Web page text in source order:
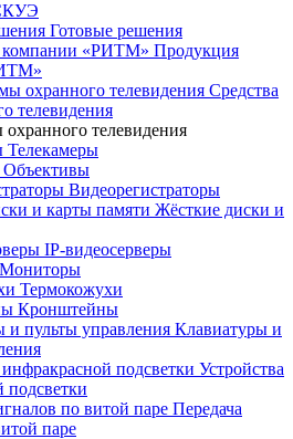
Готовые решения
Продукция
Средства
телевидения
телевидения
Телекамеры
Объективы
Видеорегистраторы
Жёсткие диски и
IP-видеосерверы
Мониторы
Термокожухи
Кронштейны
Клавиатуры и
Устройства
подсветки
Передача
паре